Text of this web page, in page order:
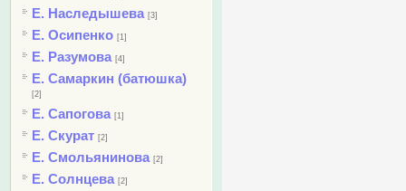
Е. Наследышева [3]
Е. Осипенко [1]
Е. Разумова [4]
Е. Самаркин (батюшка)
[2]
Е. Сапогова [1]
Е. Скурат [2]
Е. Смольянинова [2]
Е. Солнцева [2]